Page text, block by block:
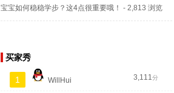
宝宝如何稳稳学步？这4点很重要哦！ - 2,813 浏览
买家秀
1 WillHui 3,111分